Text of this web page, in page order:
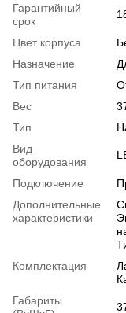
Гарантийный
срок
Цвет корпуса
Назначение
Тип питания
Вес
Тип
Вид
оборудования
Подключение
Дополнительные
характеристики
Комплектация
Габариты